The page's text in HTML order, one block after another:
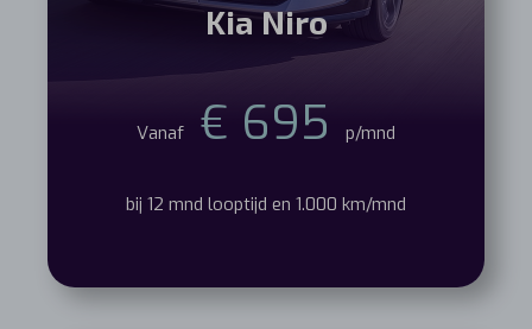
Kia Niro
Vanaf € 695 p/mnd
bij 12 mnd looptijd en 1.000 km/mnd